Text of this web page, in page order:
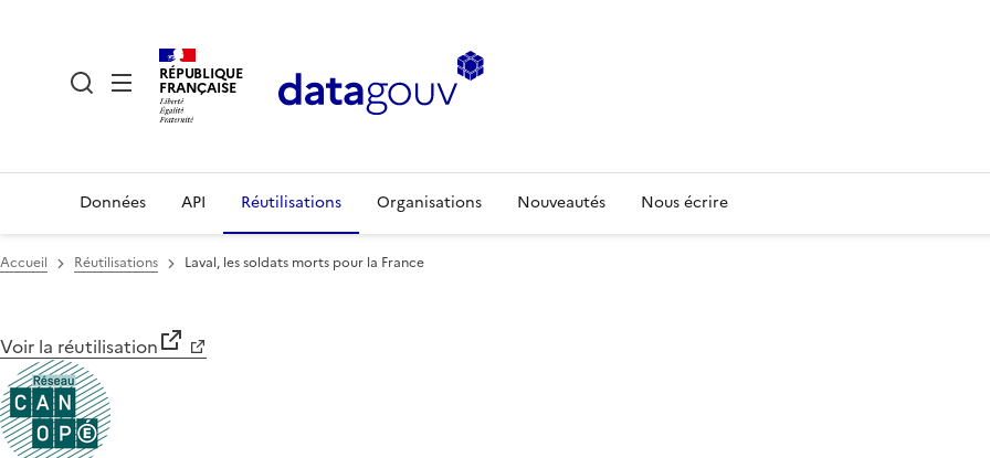
RÉPUBLIQUE
FRANÇAISE
Données API Réutilisations Organisations Nouveautés Nous écrire
Accueil Réutilisations Laval, les soldats morts pour la France
Voir la réutilisation